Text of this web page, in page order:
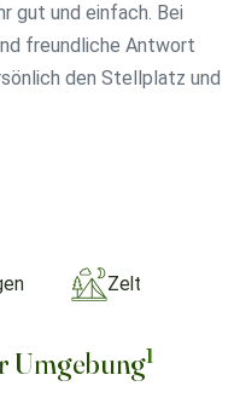
gut und einfach. Bei
freundliche Antwort
den Stellplatz und
Zelt
Umgebung1